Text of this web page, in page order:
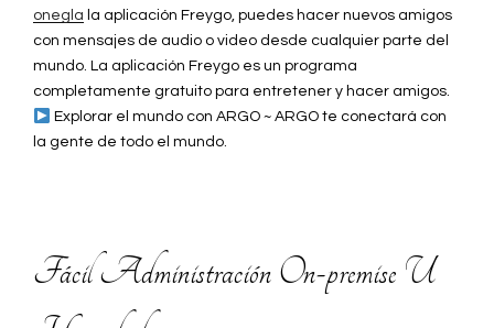
onegla la aplicación Freygo, puedes hacer nuevos amigos
con mensajes de audio o video desde cualquier parte del
mundo. La aplicación Freygo es un programa
completamente gratuito para entretener y hacer amigos.
Explorar el mundo con ARGO ~ ARGO te conectará con
la gente de todo el mundo.
Fácil Administración On-premise U